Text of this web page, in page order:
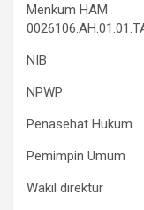
Menkum
NIB :
NPWP :
Penasehat
Pemimpin
Wakil